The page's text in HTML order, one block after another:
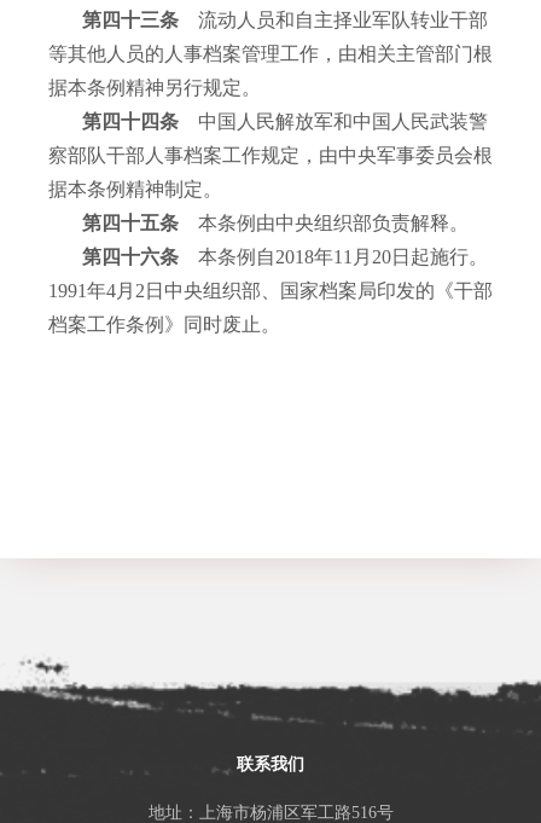
第四十三条 流动人员和自主择业军队转业干部
等其他人员的人事档案管理工作，由相关主管部门根
据本条例精神另行规定。
第四十四条 中国人民解放军和中国人民武装警
察部队干部人事档案工作规定，由中央军事委员会根
据本条例精神制定。
第四十五条 本条例由中央组织部负责解释。
第四十六条 本条例自2018年11 月 20日起施行。
1991年4月 2 日中央组织部、国家档案局印发的《干部
档案工作条例》同时废止。
联系我们
地址：上海市杨浦区军工路516号